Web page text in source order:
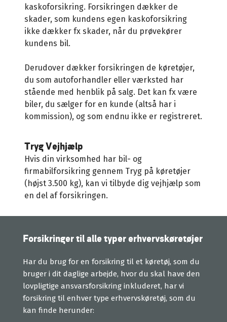
kaskoforsikring. Forsikringen dækker de
skader, som kundens egen kaskoforsikring
ikke dækker fx skader, når du prøvekører
kundens bil.
Derudover dækker forsikringen de køretøjer,
du som autoforhandler eller værksted har
stående med henblik på salg. Det kan fx være
biler, du sælger for en kunde (altså har i
kommission), og som endnu ikke er registreret.
Tryg Vejhjælp
Hvis din virksomhed har bil- og
firmabilforsikring gennem Tryg på køretøjer
(højst 3.500 kg), kan vi tilbyde dig vejhjælp som
en del af forsikringen.
Forsikringer til alle typer erhvervskøretøjer
Har du brug for en forsikring til et køretøj, som du
bruger i dit daglige arbejde, hvor du skal have den
lovpligtige ansvarsforsikring inkluderet, har vi
forsikring til enhver type erhvervskøretøj, som du
kan finde herunder: